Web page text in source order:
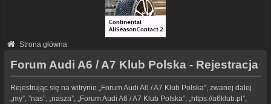
Strona główna
Forum Audi A6 / A7 Klub Polska - Rejestracja
Rejestrując się na witrynie „Forum Audi A6 / A7 Klub Polska”, zwanej dalej
„my”, ”nas”, „nasza”, „Forum Audi A6 / A7 Klub Polska”, „https://a6klub.pl”,